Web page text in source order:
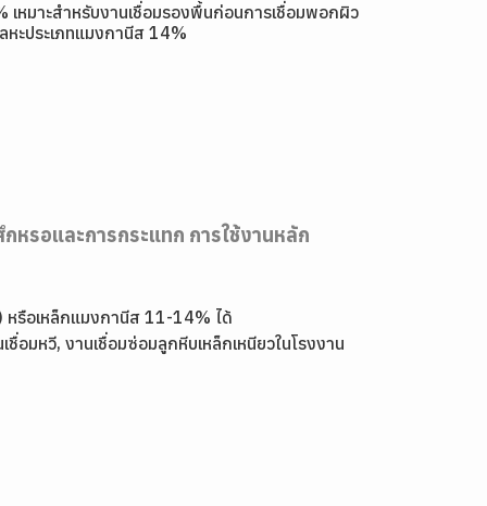
เหมาะสำหรับงานเชื่อมรองพื้นก่อนการเชื่อมพอกผิว
หะประเภทแมงกานีส 14%
หรอและการกระแทก การใช้งานหลัก
หรือเหล็กแมงกานีส 11-14% ได้
อมหวี, งานเชื่อมซ่อมลูกหีบเหล็กเหนียวในโรงงาน